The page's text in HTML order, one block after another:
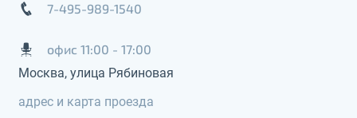
7-495-989-1540
офис 11:00 - 17:00
Москва, улица Рябиновая
адрес и карта проезда